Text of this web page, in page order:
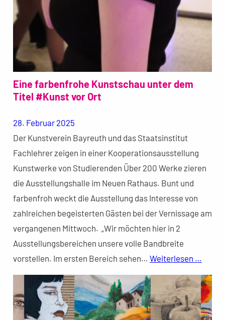
Eine farbenfrohe Kunstschau unter dem
Titel #Kunst vor Ort
28. Februar 2025
Der Kunstverein Bayreuth und das Staatsinstitut
Fachlehrer zeigen in einer Kooperationsausstellung
Kunstwerke von Studierenden Über 200 Werke zieren
die Ausstellungshalle im Neuen Rathaus. Bunt und
farbenfroh weckt die Ausstellung das Interesse von
zahlreichen begeisterten Gästen bei der Vernissage am
vergangenen Mittwoch. „Wir möchten hier in 2
Ausstellungsbereichen unsere volle Bandbreite
vorstellen. Im ersten Bereich sehen… Weiterlesen …